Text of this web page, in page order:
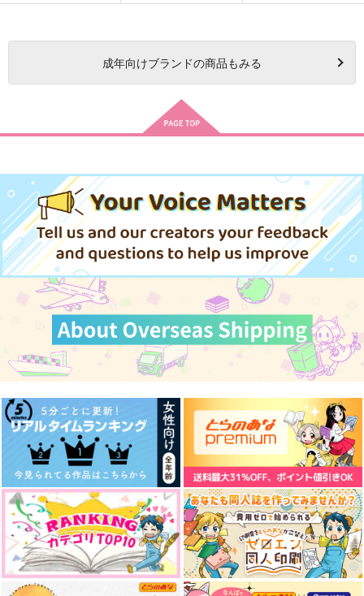
成年向けブランドの商品もみる